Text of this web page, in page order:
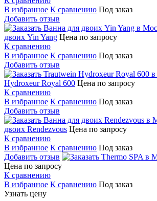
В избранное К сравнению Под заказ
Добавить отзыв
двоих Yin Yang Цена по запросу
К сравнению
В избранное К сравнению Под заказ
Добавить отзыв
Hydroxeur Royal 600 Цена по запросу
К сравнению
В избранное К сравнению Под заказ
Добавить отзыв
двоих Rendezvous Цена по запросу
К сравнению
В избранное К сравнению Под заказ
Добавить отзыв
Цена по запросу
К сравнению
В избранное К сравнению Под заказ
Узнать цену